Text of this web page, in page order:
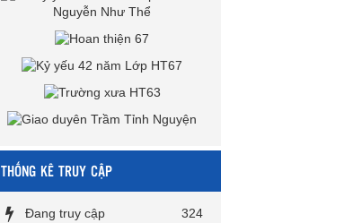
THỐNG KÊ TRUY CẬP
Đang truy cập
324